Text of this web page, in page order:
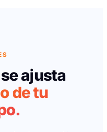
ajusta
de tu